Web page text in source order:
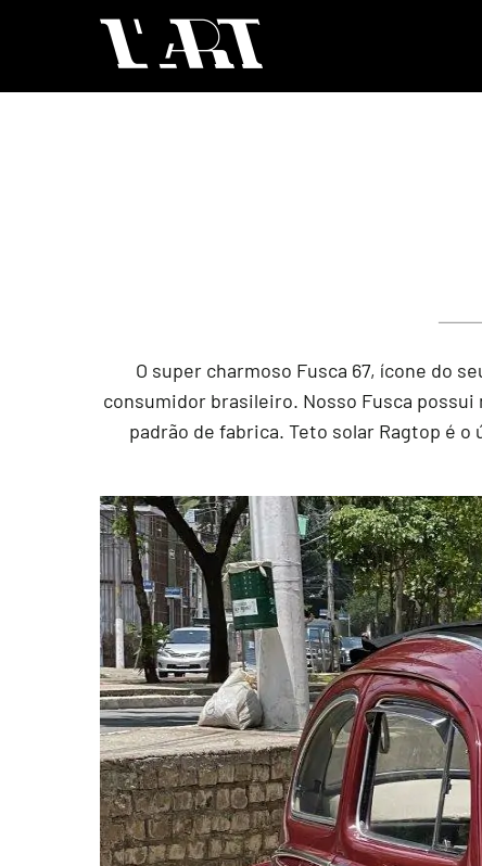
O super charmoso Fusca 67, ícone do
consumidor brasileiro. Nosso Fusca
padrão de fabrica. Teto solar Ragtop é